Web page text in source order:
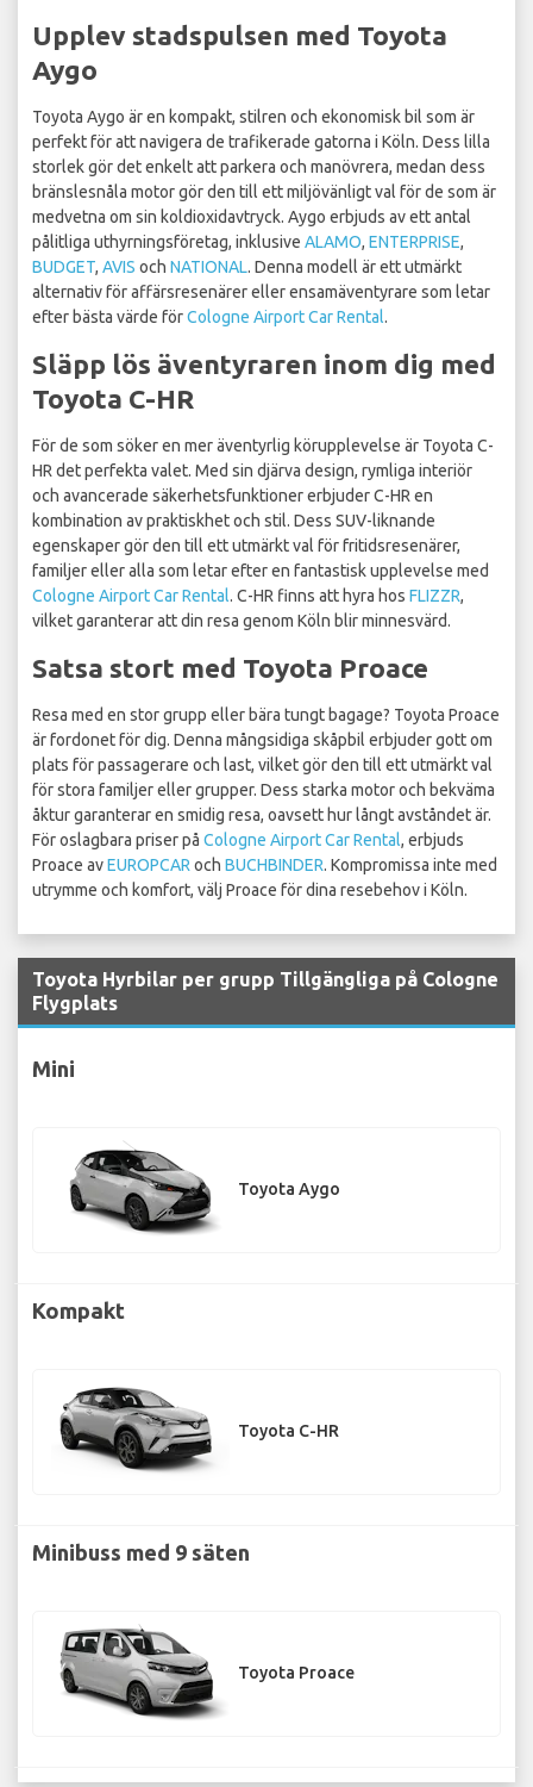
Upplev stadspulsen med Toyota
Aygo
Toyota Aygo är en kompakt, stilren och ekonomisk bil som är
perfekt för att navigera de trafikerade gatorna i Köln. Dess lilla
storlek gör det enkelt att parkera och manövrera, medan dess
bränslesnåla motor gör den till ett miljövänligt val för de som är
medvetna om sin koldioxidavtryck. Aygo erbjuds av ett antal
pålitliga uthyrningsföretag, inklusive ALAMO, ENTERPRISE,
BUDGET, AVIS och NATIONAL. Denna modell är ett utmärkt
alternativ för affärsresenärer eller ensamäventyrare som letar
efter bästa värde förCologne Airport Car Rental.
Släpp lös äventyraren inom dig med
Toyota C-HR
För de som söker en mer äventyrlig körupplevelse är Toyota C-
HR det perfekta valet. Med sin djärva design, rymliga interiör
och avancerade säkerhetsfunktioner erbjuder C-HR en
kombination av praktiskhet och stil. Dess SUV-liknande
egenskaper gör den till ett utmärkt val för fritidsresenärer,
familjer eller alla som letar efter en fantastisk upplevelse med
Cologne Airport Car Rental. C-HR finns att hyra hos FLIZZR,
vilket garanterar att din resa genom Köln blir minnesvärd.
Satsa stort med Toyota Proace
Resa med en stor grupp eller bära tungt bagage? Toyota Proace
är fordonet för dig. Denna mångsidiga skåpbil erbjuder gott om
plats för passagerare och last, vilket gör den till ett utmärkt val
för stora familjer eller grupper. Dess starka motor och bekväma
åktur garanterar en smidig resa, oavsett hur långt avståndet är.
För oslagbara priser på Cologne Airport Car Rental, erbjuds
Proace avEUROPCAR och BUCHBINDER. Kompromissa inte med
utrymme och komfort, välj Proace för dina resebehov i Köln.
Toyota Hyrbilar per grupp Tillgängliga på Cologne
Flygplats
Mini
Toyota Aygo
Kompakt
Toyota C-HR
Minibuss med 9 säten
Toyota Proace